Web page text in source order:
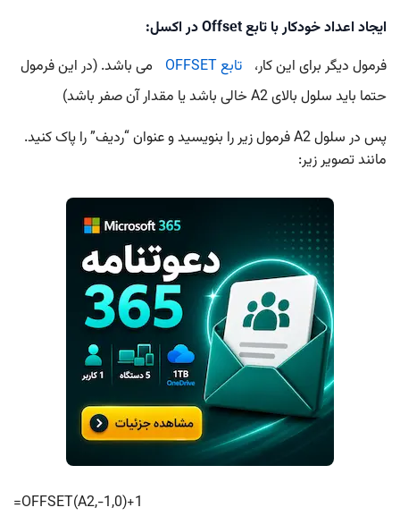
ایجاد اعداد خودکار با تابع Offset در اکسل:
فرمول دیگر برای این کار، تابع OFFSET
می باشد. (در این فرمول
حتما باید سلول بالای A2 خالی باشد یا مقدار آن صفر باشد)
پس در سلول A2 فرمول زیر را بنویسید و عنوان “ردیف” را پاک کنید.
مانند تصویر زیر:
=OFFSET(A2,-1,0)+1